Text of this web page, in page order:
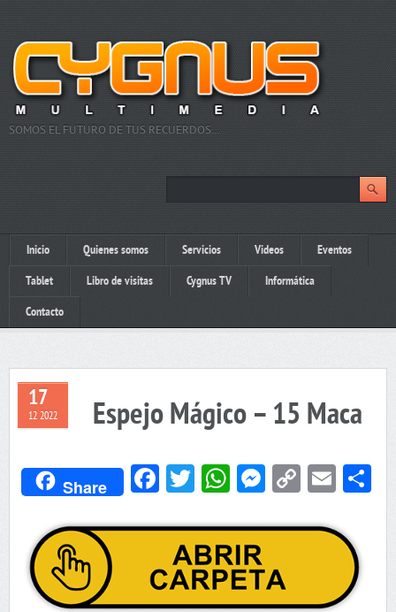
SOMOS EL FUTURO DE TUS RECUERDOS…
Inicio Quienes somos Servicios Videos Eventos
Tablet Libro de visitas Cygnus TV Informática
Contacto
17
12 2022 Espejo Mágico – 15 Maca
Share Facebook
Twitter
WhatsApp
Messenger
Copy